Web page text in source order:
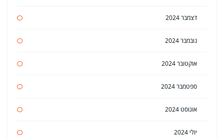
דצמבר 2024
נובמבר 2024
אוקטובר 2024
ספטמבר 2024
אוגוסט 2024
יולי 2024